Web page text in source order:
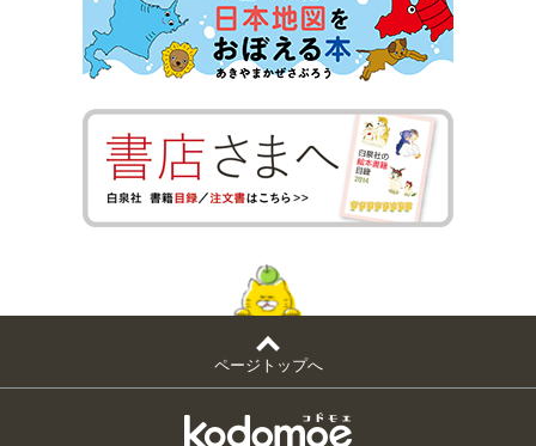
ページトップへ